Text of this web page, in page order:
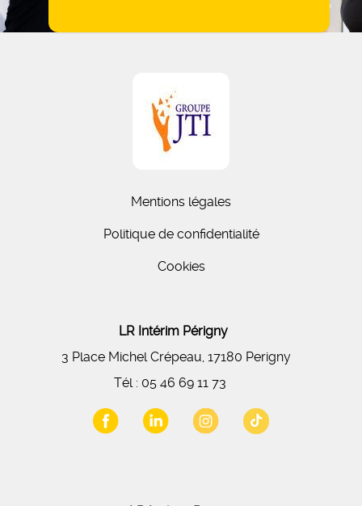
Mentions légales
Politique de confidentialité
Cookies
LR Intérim Périgny
3 Place Michel Crépeau, 17180 Perigny
Tél : 05 46 69 11 73